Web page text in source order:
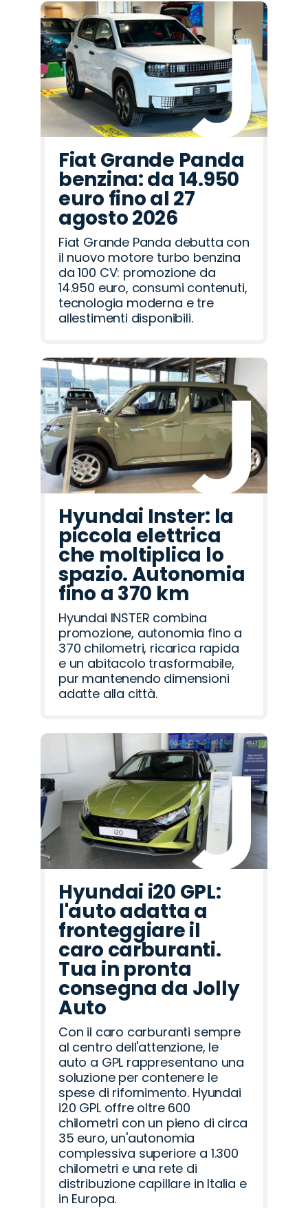
Fiat Grande Panda
benzina: da 14.950
euro fino al 27
agosto 2026
Fiat Grande Panda debutta con
il nuovo motore turbo benzina
da 100 CV: promozione da
14.950 euro, consumi contenuti,
tecnologia moderna e tre
allestimenti disponibili.
Hyundai Inster: la
piccola elettrica
che moltiplica lo
spazio. Autonomia
fino a 370 km
Hyundai INSTER combina
promozione, autonomia fino a
370 chilometri, ricarica rapida
e un abitacolo trasformabile,
pur mantenendo dimensioni
adatte alla città.
Hyundai i20 GPL:
l'auto adatta a
fronteggiare il
caro carburanti.
Tua in pronta
consegna da Jolly
Auto
Con il caro carburanti sempre
al centro dell'attenzione, le
auto a GPL rappresentano una
soluzione per contenere le
spese di rifornimento. Hyundai
i20 GPL offre oltre 600
chilometri con un pieno di circa
35 euro, un'autonomia
complessiva superiore a 1.300
chilometri e una rete di
distribuzione capillare in Italia e
in Europa.